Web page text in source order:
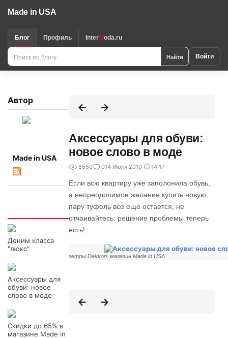
Made in USA
Блог Профиль InterModa.ru
Поиск
по
блогу
Найти Войти
Автор
Made in USA
Деним класса
"люкс"
Аксессуары для
обуви: новое
слово в моде
Скидки до 65% в
магазине Made in
Аксессуары для обуви:
новое слово в моде
8550 014 Июля 2010 14:17
Если всю квартиру уже заполонила обувь,
а непреодолимое желание купить новую
пару туфель все еще остается, не
отчаивайтесь: решение проблемы теперь
есть!
гетры Dekkori, магазин Made in USA